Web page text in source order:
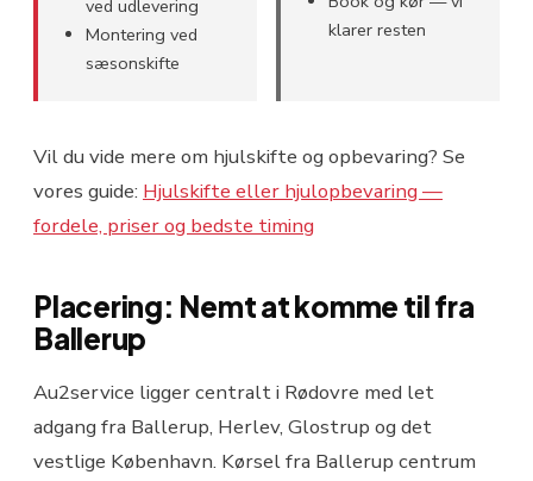
ved udlevering
Montering ved
sæsonskifte
klarer resten
Vil du vide mere om hjulskifte og opbevaring? Se
vores guide: Hjulskifte eller hjulopbevaring —
fordele, priser og bedste timing
Placering: Nemt at komme til fra
Ballerup
Au2service ligger centralt i Rødovre med let
adgang fra Ballerup, Herlev, Glostrup og det
vestlige København. Kørsel fra Ballerup centrum